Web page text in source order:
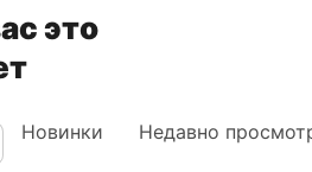
это
Новинки Недавно